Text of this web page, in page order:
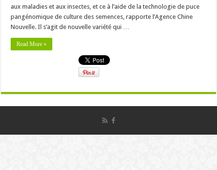
aux maladies et aux insectes, et ce à l’aide de la technologie de puce
pangénomique de culture des semences, rapporte l’Agence Chine
Nouvelle. Il s’agit de nouvelle variété qui …
Read More »